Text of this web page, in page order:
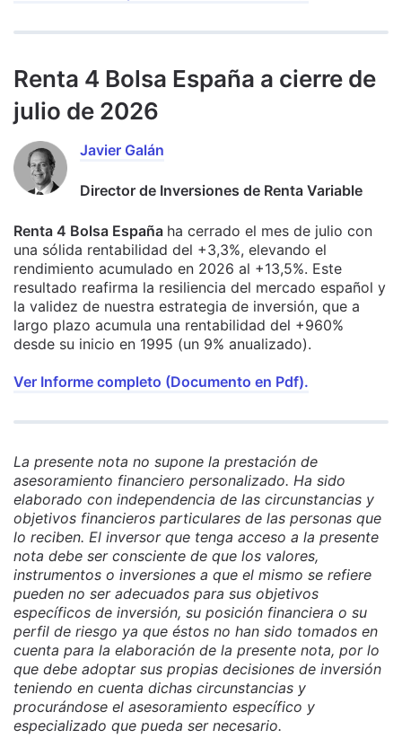
Renta 4 Bolsa España a cierre de
julio de 2026
Javier Galán
Director de Inversiones de Renta Variable
Renta 4 Bolsa España ha cerrado el mes de julio con
una sólida rentabilidad del +3,3%, elevando el
rendimiento acumulado en 2026 al +13,5%. Este
resultado reafirma la resiliencia del mercado español y
la validez de nuestra estrategia de inversión, que a
largo plazo acumula una rentabilidad del +960%
desde su inicio en 1995 (un 9% anualizado).
Ver Informe completo (Documento en Pdf).
La presente nota no supone la prestación de
asesoramiento financiero personalizado. Ha sido
elaborado con independencia de las circunstancias y
objetivos financieros particulares de las personas que
lo reciben. El inversor que tenga acceso a la presente
nota debe ser consciente de que los valores,
instrumentos o inversiones a que el mismo se refiere
pueden no ser adecuados para sus objetivos
específicos de inversión, su posición financiera o su
perfil de riesgo ya que éstos no han sido tomados en
cuenta para la elaboración de la presente nota, por lo
que debe adoptar sus propias decisiones de inversión
teniendo en cuenta dichas circunstancias y
procurándose el asesoramiento específico y
especializado que pueda ser necesario.